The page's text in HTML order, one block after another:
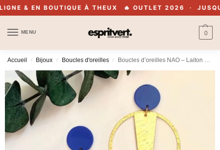
& EN BOUTIQUE À THEUX 🔥 OUTLET 2026 · JUSQU'À
MENU 0
Accueil / Bijoux / Boucles d'oreilles / Boucles d’oreilles NAO – Laiton et acétate – BOAC 748